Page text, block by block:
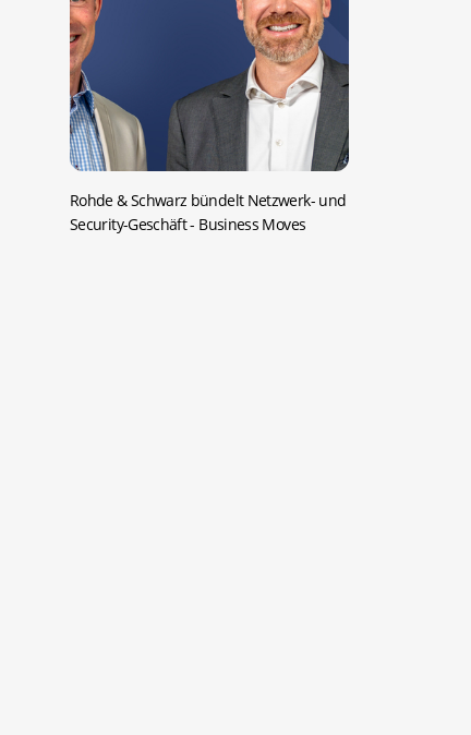
Rohde & Schwarz bündelt Netzwerk- und
Security-Geschäft- Business Moves